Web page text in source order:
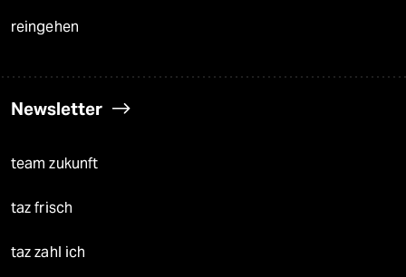
reingehen
Newsletter
team zukunft
taz frisch
taz zahl ich